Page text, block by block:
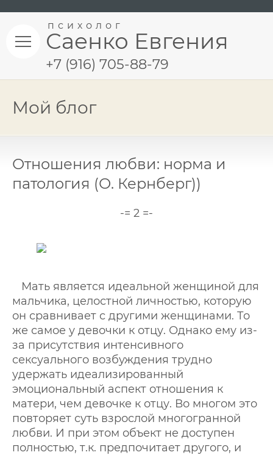
Саенко Евгения
психолог
+7 (916) 705-88-79
Мой блог
Отношения любви: норма и
патология (О. Кернберг))
-= 2 =-
Мать является идеальной женщиной для
мальчика, целостной личностью, которую
он сравнивает с другими женщинами. То
же самое у девочки к отцу. Однако ему из-
за присутствия интенсивного
сексуального возбуждения трудно
удержать идеализированный
эмоциональный аспект отношения к
матери, чем девочке к отцу. Во многом это
повторяет суть взрослой многогранной
любви. И при этом объект не доступен
полностью, т.к. предпочитает другого, и